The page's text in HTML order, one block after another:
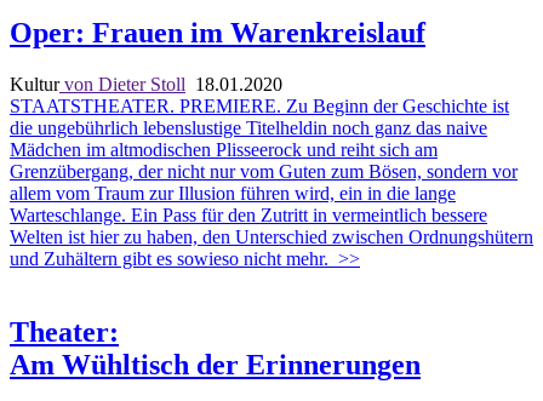
Oper: Frauen im Warenkreislauf
Kulturvon Dieter Stoll 18.01.2020
STAATSTHEATER. PREMIERE. Zu Beginn der Geschichte ist
die ungebührlich lebenslustige Titelheldin noch ganz das naive
Mädchen im altmodischen Plisseerock und reiht sich am
Grenzübergang, der nicht nur vom Guten zum Bösen, sondern vor
allem vom Traum zur Illusion führen wird, ein in die lange
Warteschlange. Ein Pass für den Zutritt in vermeintlich bessere
Welten ist hier zu haben, den Unterschied zwischen Ordnungshütern
und Zuhältern gibt es sowieso nicht mehr. >>
Theater:
Am Wühltisch der Erinnerungen